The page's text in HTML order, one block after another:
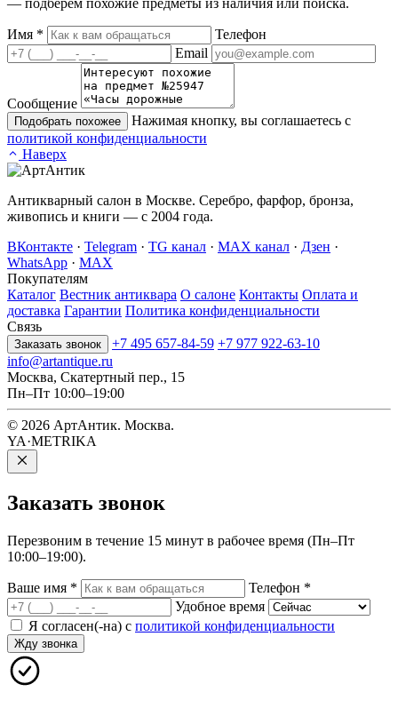
— подберём похожие предметы из наличия или поиска.
Имя *
Телефон
Email
Сообщение
Подобрать похожее
Нажимая кнопку, вы соглашаетесь с
политикой конфиденциальности
Наверх
Антикварный салон в Москве. Серебро, фарфор, бронза,
живопись и книги — с 2004 года.
ВКонтакте · Telegram · TG канал · MAX канал · Дзен ·
WhatsApp · MAX
Покупателям
Каталог Вестник антиквара О салоне Контакты Оплата и
доставка Гарантии Политика конфиденциальности
Связь
Заказать звонок +7 495 657-84-59 +7 977 922-63-10
info@artantique.ru
Москва, Скатертный пер., 15
Пн–Пт 10:00–19:00
© 2026 АртАнтик. Москва.
YA·METRIKA
Заказать звонок
Перезвоним в течение 15 минут в рабочее время (Пн–Пт
10:00–19:00).
Ваше имя * Телефон *
Удобное время
Я согласен(-на) с политикой конфиденциальности
Жду звонка